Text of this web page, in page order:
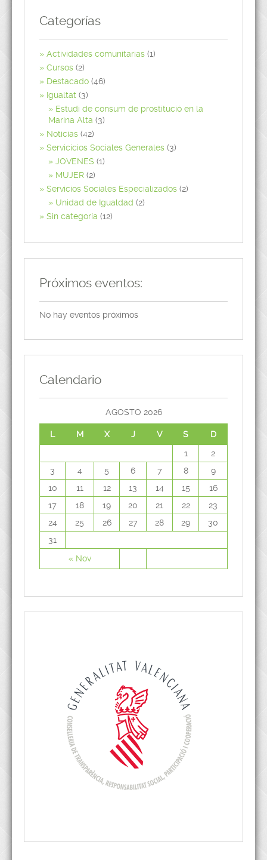
Categorías
Actividades comunitarias (1)
Cursos (2)
Destacado (46)
Igualtat (3)
Estudi de consum de prostitució en la
Marina Alta (3)
Noticias (42)
Servicicios Sociales Generales (3)
JOVENES (1)
MUJER (2)
Servicios Sociales Especializados (2)
Unidad de Igualdad (2)
Sin categoría (12)
Próximos eventos:
No hay eventos próximos
Calendario
AGOSTO 2026
L M X J V S D
« Nov
1
2
3
4 5 6 7 8
9
10
11 12 13 14 15
16
17
18 19 20 21 22
23
24
25 26 27 28 29
30
31